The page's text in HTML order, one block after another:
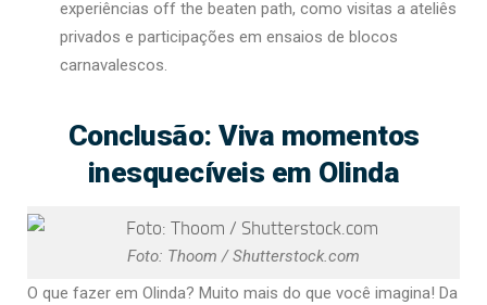
experiências off the beaten path, como visitas a ateliês
privados e participações em ensaios de blocos
carnavalescos.
Conclusão: Viva momentos
inesquecíveis em Olinda
Foto: Thoom / Shutterstock.com
O que fazer em Olinda? Muito mais do que você imagina! Da